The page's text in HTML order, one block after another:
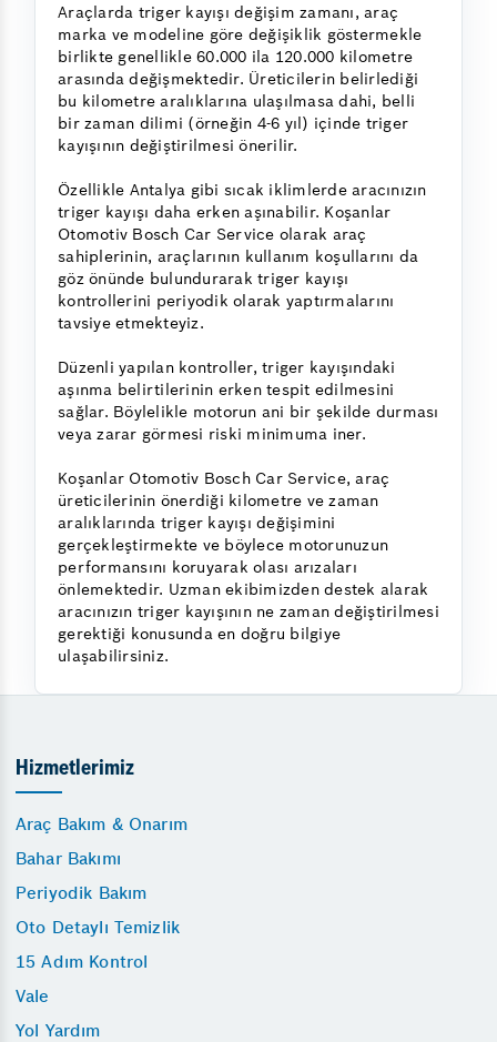
Araçlarda triger kayışı değişim zamanı, araç
marka ve modeline göre değişiklik göstermekle
birlikte genellikle 60.000 ila 120.000 kilometre
arasında değişmektedir. Üreticilerin belirlediği
bu kilometre aralıklarına ulaşılmasa dahi, belli
bir zaman dilimi (örneğin 4-6 yıl) içinde triger
kayışının değiştirilmesi önerilir.
Özellikle Antalya gibi sıcak iklimlerde aracınızın
triger kayışı daha erken aşınabilir. Koşanlar
Otomotiv Bosch Car Service olarak araç
sahiplerinin, araçlarının kullanım koşullarını da
göz önünde bulundurarak triger kayışı
kontrollerini periyodik olarak yaptırmalarını
tavsiye etmekteyiz.
Düzenli yapılan kontroller, triger kayışındaki
aşınma belirtilerinin erken tespit edilmesini
sağlar. Böylelikle motorun ani bir şekilde durması
veya zarar görmesi riski minimuma iner.
Koşanlar Otomotiv Bosch Car Service, araç
üreticilerinin önerdiği kilometre ve zaman
aralıklarında triger kayışı değişimini
gerçekleştirmekte ve böylece motorunuzun
performansını koruyarak olası arızaları
önlemektedir. Uzman ekibimizden destek alarak
aracınızın triger kayışının ne zaman değiştirilmesi
gerektiği konusunda en doğru bilgiye
ulaşabilirsiniz.
Hizmetlerimiz
Araç Bakım & Onarım
Bahar Bakımı
Periyodik Bakım
Oto Detaylı Temizlik
15 Adım Kontrol
Vale
Yol Yardım